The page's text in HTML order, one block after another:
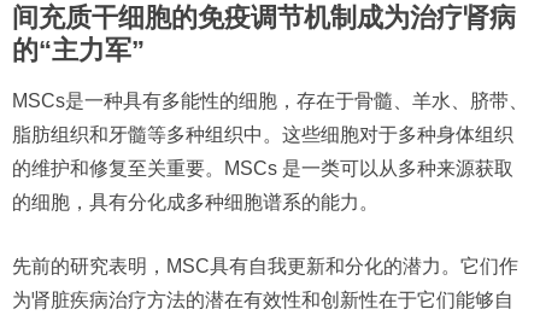
间充质干细胞的免疫调节机制成为治疗肾病
的“主力军”
MSCs是一种具有多能性的细胞，存在于骨髓、羊水、脐带、
脂肪组织和牙髓等多种组织中。这些细胞对于多种身体组织
的维护和修复至关重要。MSCs 是一类可以从多种来源获取
的细胞，具有分化成多种细胞谱系的能力。
先前的研究表明，MSC具有自我更新和分化的潜力。它们作
为肾脏疾病治疗方法的潜在有效性和创新性在于它们能够自